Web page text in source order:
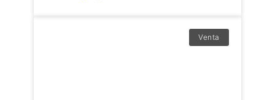
Venta